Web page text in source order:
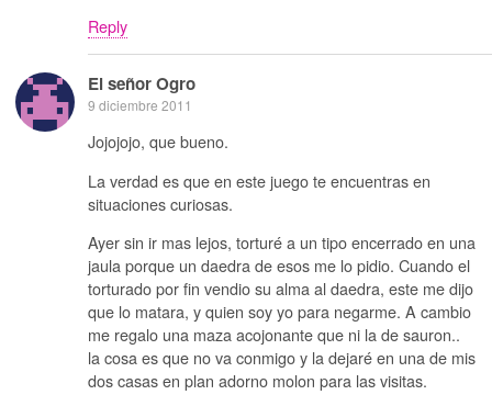
Reply
El señor Ogro
9 diciembre 2011
Jojojojo, que bueno.
La verdad es que en este juego te encuentras en
situaciones curiosas.
Ayer sin ir mas lejos, torturé a un tipo encerrado en una
jaula porque un daedra de esos me lo pidio. Cuando el
torturado por fin vendio su alma al daedra, este me dijo
que lo matara, y quien soy yo para negarme. A cambio
me regalo una maza acojonante que ni la de sauron..
la cosa es que no va conmigo y la dejaré en una de mis
dos casas en plan adorno molon para las visitas.